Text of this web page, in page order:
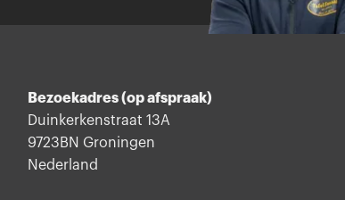
Bezoekadres (op afspraak)
Duinkerkenstraat 13A
9723BN Groningen
Nederland